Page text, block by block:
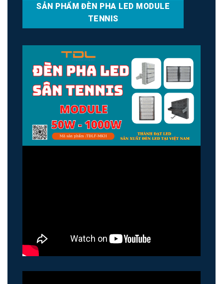
SẢN PHẨM ĐÈN PHA LED MODULE
TENNIS